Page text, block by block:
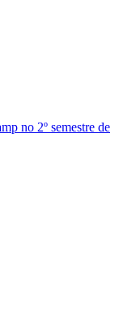
no 2º semestre de